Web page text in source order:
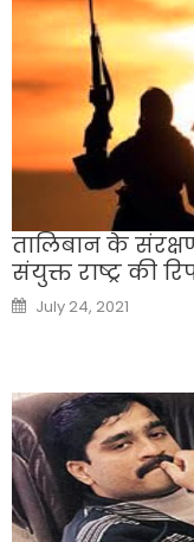
तालिबान के
संयुक्त राष्ट्र की
Posted
on
July 24, 2021